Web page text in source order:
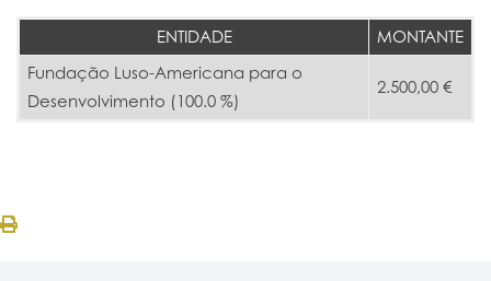
ENTIDADE
MONTANTE
Fundação Luso-Americana para o
Desenvolvimento (100.0 %)
2.500,00 €